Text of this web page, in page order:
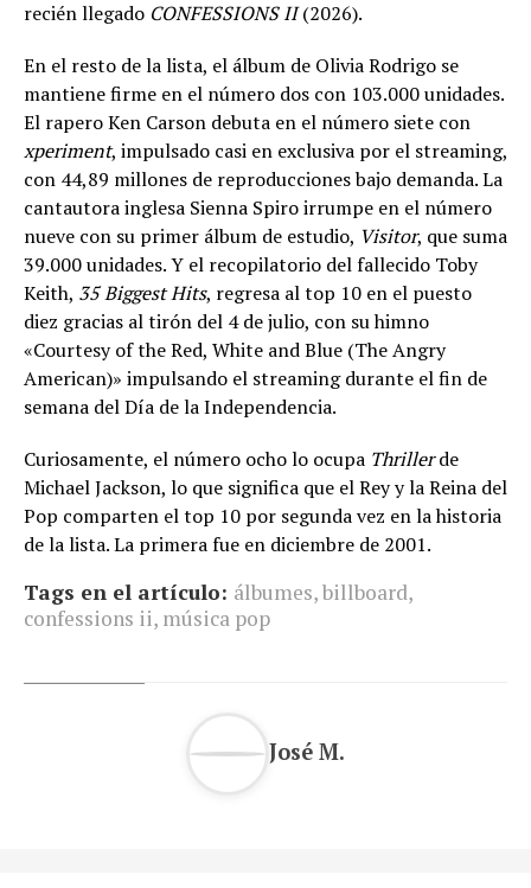
recién llegado CONFESSIONS II(2026).
En el resto de la lista, el álbum de Olivia Rodrigo se
mantiene firme en el número dos con 103.000 unidades.
El rapero Ken Carson debuta en el número siete con
xperiment, impulsado casi en exclusiva por el streaming,
con 44,89 millones de reproducciones bajo demanda. La
cantautora inglesa Sienna Spiro irrumpe en el número
nueve con su primer álbum de estudio, Visitor, que suma
39.000 unidades. Y el recopilatorio del fallecido Toby
Keith, 35 Biggest Hits, regresa al top 10 en el puesto
diez gracias al tirón del 4 de julio, con su himno
«Courtesy of the Red, White and Blue (The Angry
American)» impulsando el streaming durante el fin de
semana del Día de la Independencia.
Curiosamente, el número ocho lo ocupa Thrillerde
Michael Jackson, lo que significa que el Rey y la Reina del
Pop comparten el top 10 por segunda vez en la historia
de la lista. La primera fue en diciembre de 2001.
Tags en el artículo: álbumes,billboard,
confessions ii, música pop
José M.